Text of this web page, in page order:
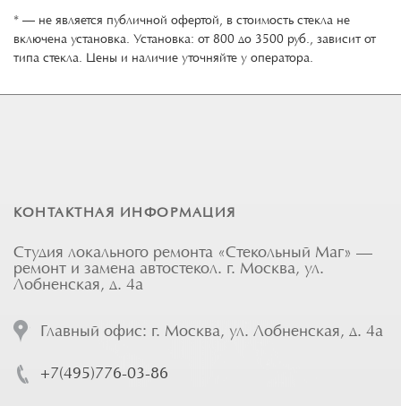
* — не является публичной офертой, в стоимость стекла не
включена установка. Установка: от 800 до 3500 руб., зависит от
типа стекла. Цены и наличие уточняйте у оператора.
КОНТАКТНАЯ ИНФОРМАЦИЯ
Студия локального ремонта «Стекольный Маг» —
ремонт и замена автостекол. г. Москва, ул.
Лобненская, д. 4а
Главный офис: г. Москва, ул. Лобненская, д. 4а
+7(495)776-03-86